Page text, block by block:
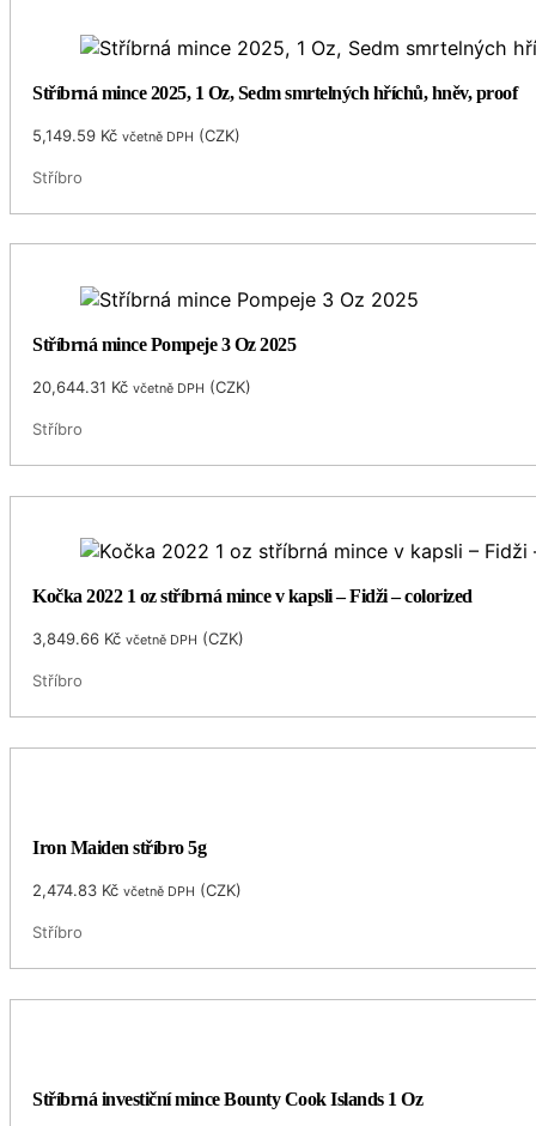
Stříbrná mince 2025, 1 Oz, Sedm smrtelných hříchů, hněv, proof
5,149.59 Kč včetně DPH (CZK)
Stříbro
Stříbrná mince Pompeje 3 Oz 2025
20,644.31 Kč včetně DPH (CZK)
Stříbro
Kočka 2022 1 oz stříbrná mince v kapsli – Fidži – colorized
3,849.66 Kč včetně DPH (CZK)
Stříbro
Iron Maiden stříbro 5g
2,474.83 Kč včetně DPH (CZK)
Stříbro
Stříbrná investiční mince Bounty Cook Islands 1 Oz